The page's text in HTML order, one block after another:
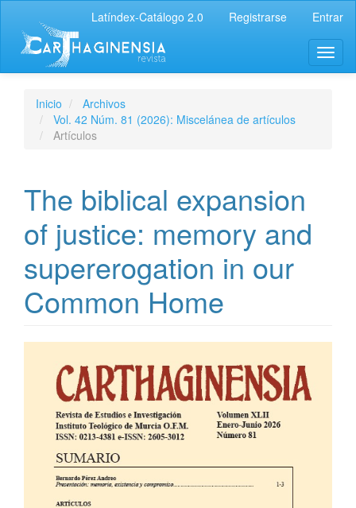
Latíndex-Catálogo 2.0 Registrarse Entrar
Inicio
Archivos
Vol. 42 Núm. 81 (2026): Miscelánea de artículos
Artículos
The biblical expansion
of justice: memory and
supererogation in our
Common Home